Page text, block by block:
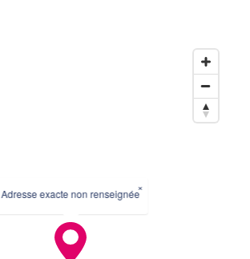
×
Adresse exacte non renseignée